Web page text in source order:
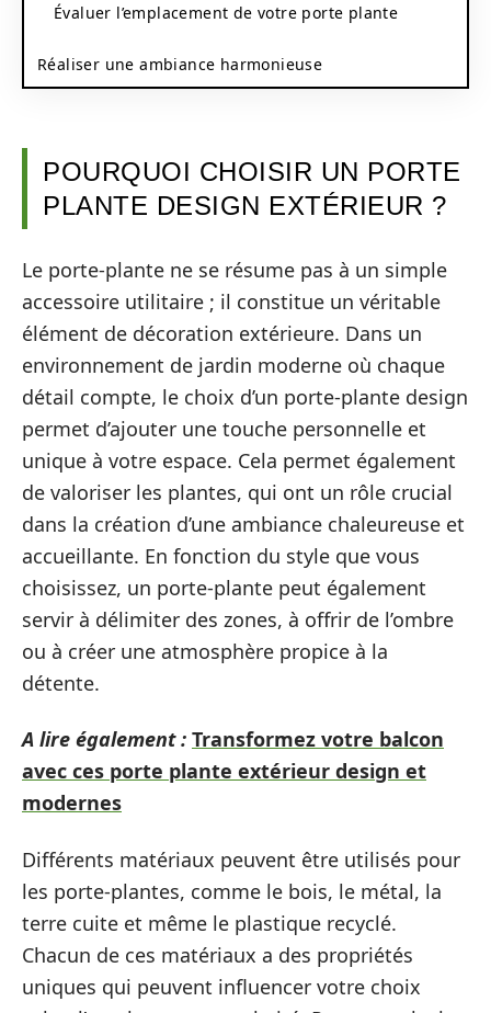
Évaluer l’emplacement de votre porte plante
Réaliser une ambiance harmonieuse
POURQUOI CHOISIR UN PORTE
PLANTE DESIGN EXTÉRIEUR ?
Le porte-plante ne se résume pas à un simple
accessoire utilitaire ; il constitue un véritable
élément de décoration extérieure. Dans un
environnement de jardin moderne où chaque
détail compte, le choix d’un porte-plante design
permet d’ajouter une touche personnelle et
unique à votre espace. Cela permet également
de valoriser les plantes, qui ont un rôle crucial
dans la création d’une ambiance chaleureuse et
accueillante. En fonction du style que vous
choisissez, un porte-plante peut également
servir à délimiter des zones, à offrir de l’ombre
ou à créer une atmosphère propice à la
détente.
A lire également : Transformez votre balcon
avec ces porte plante extérieur design et
modernes
Différents matériaux peuvent être utilisés pour
les porte-plantes, comme le bois, le métal, la
terre cuite et même le plastique recyclé.
Chacun de ces matériaux a des propriétés
uniques qui peuvent influencer votre choix